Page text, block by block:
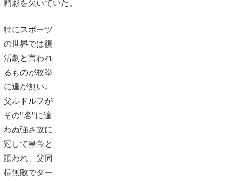
精彩を欠いていた。
特にスポーツ
の世界では復
活劇と言われ
るものが枚挙
に遑が無い。
父ルドルフが
その"名"に違
わぬ強さ故に
冠して皇帝と
謳われ、父同
様無敗でダー